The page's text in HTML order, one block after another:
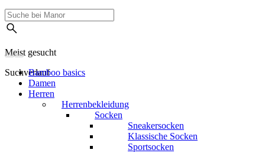
Meist gesucht
SuchverlaufBamboo basics
Damen
Herren
Herrenbekleidung
Socken
Sneakersocken
Klassische Socken
Sportsocken